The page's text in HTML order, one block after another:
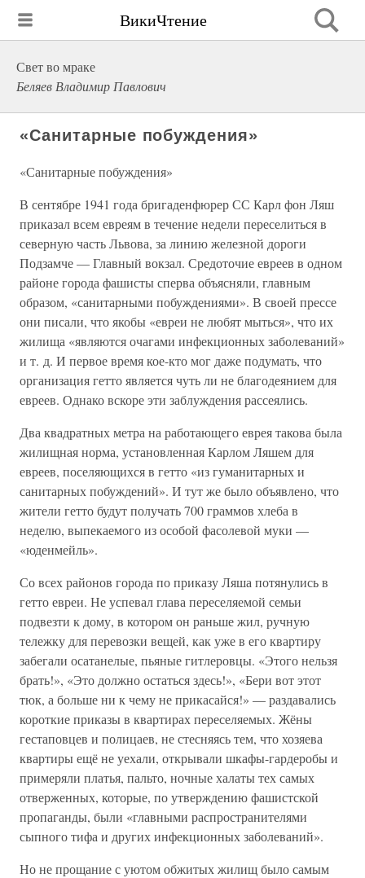
ВикиЧтение
Свет во мраке
Беляев Владимир Павлович
«Санитарные побуждения»
«Санитарные побуждения»
В сентябре 1941 года бригаденфюрер СС Карл фон Ляш
приказал всем евреям в течение недели переселиться в
северную часть Львова, за линию железной дороги
Подзамче — Главный вокзал. Средоточие евреев в одном
районе города фашисты сперва объясняли, главным
образом, «санитарными побуждениями». В своей прессе
они писали, что якобы «евреи не любят мыться», что их
жилища «являются очагами инфекционных заболеваний»
и т. д. И первое время кое-кто мог даже подумать, что
организация гетто является чуть ли не благодеянием для
евреев. Однако вскоре эти заблуждения рассеялись.
Два квадратных метра на работающего еврея такова была
жилищная норма, установленная Карлом Ляшем для
евреев, поселяющихся в гетто «из гуманитарных и
санитарных побуждений». И тут же было объявлено, что
жители гетто будут получать 700 граммов хлеба в
неделю, выпекаемого из особой фасолевой муки —
«юденмейль».
Со всех районов города по приказу Ляша потянулись в
гетто евреи. Не успевал глава переселяемой семьи
подвезти к дому, в котором он раньше жил, ручную
тележку для перевозки вещей, как уже в его квартиру
забегали осатанелые, пьяные гитлеровцы. «Этого нельзя
брать!», «Это должно остаться здесь!», «Бери вот этот
тюк, а больше ни к чему не прикасайся!» — раздавались
короткие приказы в квартирах переселяемых. Жёны
гестаповцев и полицаев, не стесняясь тем, что хозяева
квартиры ещё не уехали, открывали шкафы-гардеробы и
примеряли платья, пальто, ночные халаты тех самых
отверженных, которые, по утверждению фашистской
пропаганды, были «главными распространителями
сыпного тифа и других инфекционных заболеваний».
Но не прощание с уютом обжитых жилищ было самым